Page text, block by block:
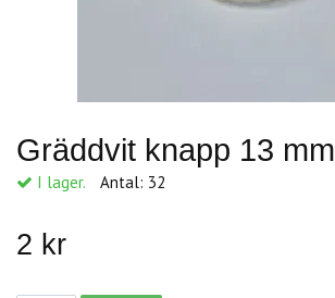
Gräddvit knapp 13 mm
I lager. Antal: 32
2 kr